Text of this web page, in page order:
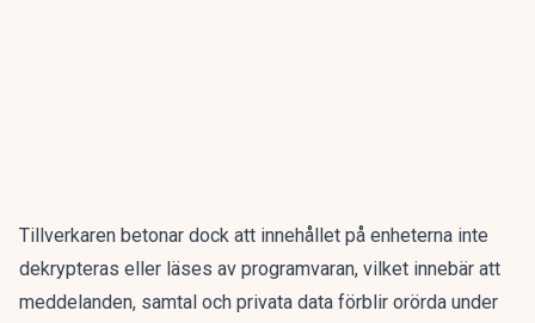
Tillverkaren betonar dock att innehållet på enheterna inte
dekrypteras eller läses av programvaran, vilket innebär att
meddelanden, samtal och privata data förblir orörda under